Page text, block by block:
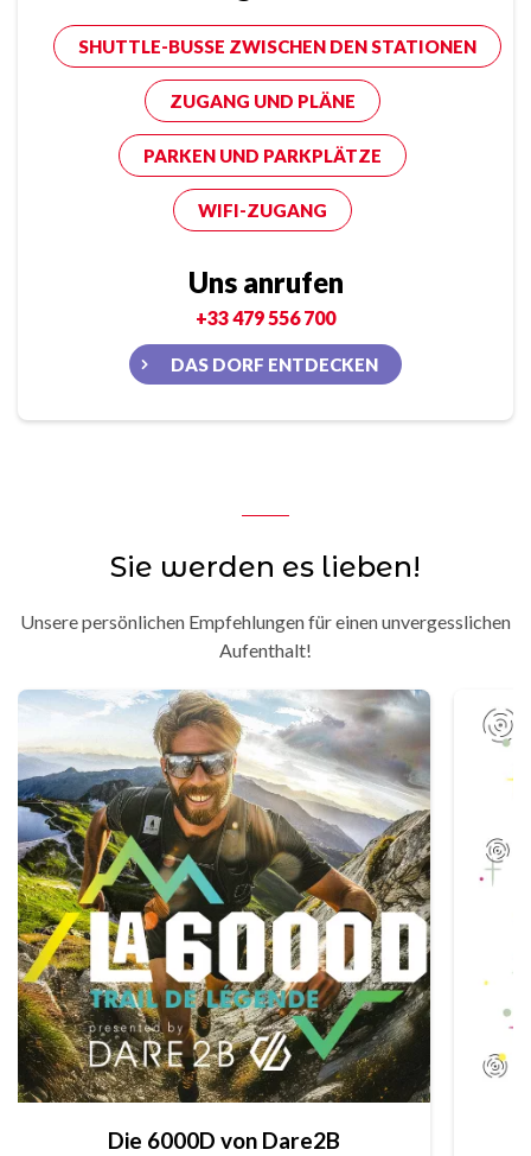
SHUTTLE-BUSSE ZWISCHEN DEN STATIONEN
ZUGANG UND PLÄNE
PARKEN UND PARKPLÄTZE
WIFI-ZUGANG
Uns anrufen
+33 479 556 700
DAS DORF ENTDECKEN
Sie werden es lieben!
Unsere persönlichen Empfehlungen für einen unvergesslichen
Aufenthalt!
Die 6000D von Dare2B